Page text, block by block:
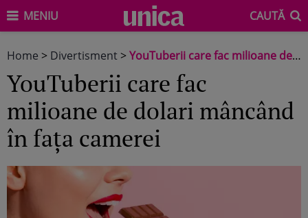
MENIU CAUTĂ
Home > Divertisment >YouTuberii care fac milioane de dolari mâncând în fața camerei
YouTuberii care fac
milioane de dolari mâncând
în fața camerei